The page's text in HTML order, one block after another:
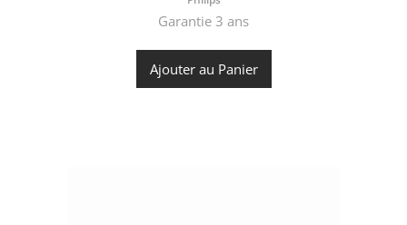
Garantie 3 ans
Ajouter au Panier